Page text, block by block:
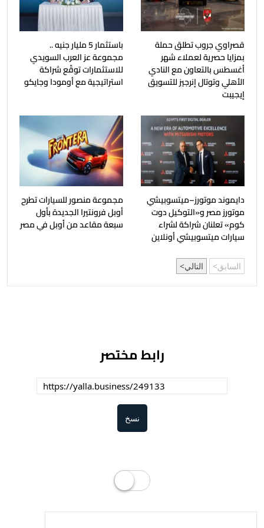
قصراوي جروب تطلق حملة
بمزايا حصرية لعملاء شهر
أغسطس بالتعاون مع النادي
الأهلي وتوتال إنرجيز للتسويق
إيجيبت
باستثمار 5 مليار جنيه ..
مجموعة عز العرب السويدي
للاستثمارات توقّع شراكة
استراتيجية مع أومودا وجايكو
دايموند موتورز–ميتسوبيشي
موتورز مصر و«التوكيل دوت
كوم» تعلنان شراكة لشراء
سيارات ميتسوبيشي أونلاين
مجموعة منصور للسيارات تطرح
أوبل فرونتيرا الجديدة بأول
سبعة مقاعد من أوبل في مصر
السابق التالي
رابط مختصر
نسخ